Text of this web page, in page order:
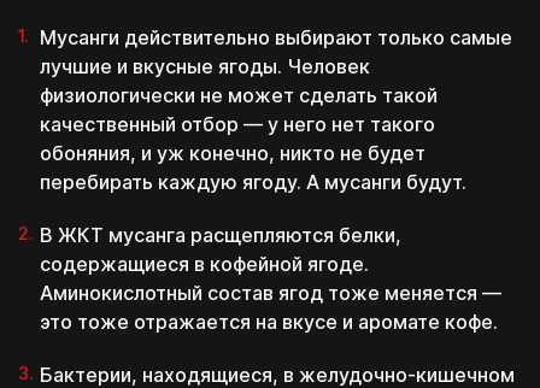
Мусанги действительно выбирают только самые
лучшие и вкусные ягоды. Человек
физиологически не может сделать такой
качественный отбор — у него нет такого
обоняния, и уж конечно, никто не будет
перебирать каждую ягоду. А мусанги будут.
В ЖКТ мусанга расщепляются белки,
содержащиеся в кофейной ягоде.
Аминокислотный состав ягод тоже меняется —
это тоже отражается на вкусе и аромате кофе.
Бактерии, находящиеся, в желудочно-кишечном